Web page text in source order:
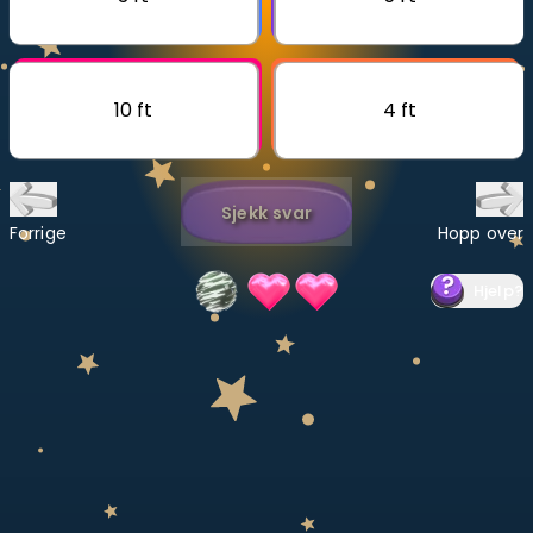
Bestill privatundervisning
Velg læreplan
Logg inn
10 ft 4 ft
Forrige
Sjekk svar
Hopp over
?